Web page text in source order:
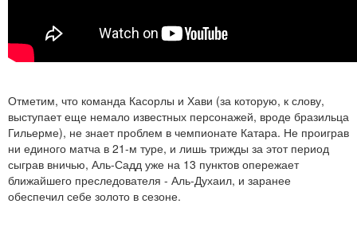
Отметим, что команда Касорлы и Хави (за которую, к слову,
выступает еще немало известных персонажей, вроде бразильца
Гильерме), не знает проблем в чемпионате Катара. Не проиграв
ни единого матча в 21-м туре, и лишь трижды за этот период
сыграв вничью, Аль-Садд уже на 13 пунктов опережает
ближайшего преследователя - Аль-Духаил, и заранее
обеспечил себе золото в сезоне.